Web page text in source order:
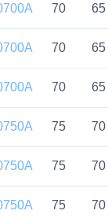
70 65
70 65
70 65
75 70
75 70
75 70